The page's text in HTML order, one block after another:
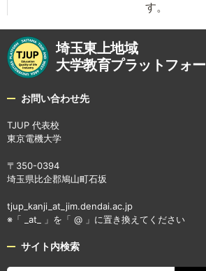
す。
埼玉東上地域
大学教育プラットフォ
お問い合わせ先
TJUP 代表校
東京電機大学
〒350-0394
埼玉県比企郡鳩山町石坂
tjup_kanji_at_jim.dendai.ac.jp
※「 _at_ 」を「 @ 」に置き換えてください
サイト内検索